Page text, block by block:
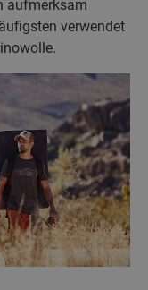
aufmerksam
verwendet